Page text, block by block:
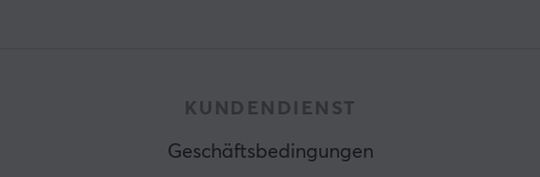
KUNDENDIENST
Geschäftsbedingungen